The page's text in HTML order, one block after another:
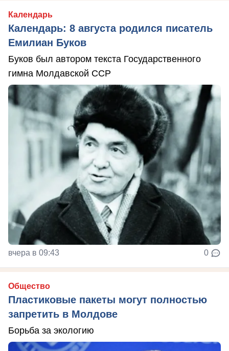
Календарь
Календарь: 8 августа родился писатель
Емилиан Буков
Буков был автором текста Государственного
гимна Молдавской ССР
вчера в 09:43 0
Общество
Пластиковые пакеты могут полностью
запретить в Молдове
Борьба за экологию